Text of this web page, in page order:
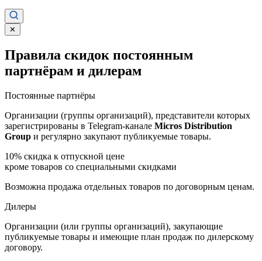
✕
Правила скидок постоянным
партнёрам и дилерам
Постоянные партнёры
Организации (группы организаций), представители которых
зарегистрированы в Telegram-канале Micros Distribution
Group и регулярно закупают публикуемые товары.
10% скидка к отпускной цене
кроме товаров со специальными скидками
Возможна продажа отдельных товаров по договорным ценам.
Дилеры
Организации (или группы организаций), закупающие
публикуемые товары и имеющие план продаж по дилерскому
договору.